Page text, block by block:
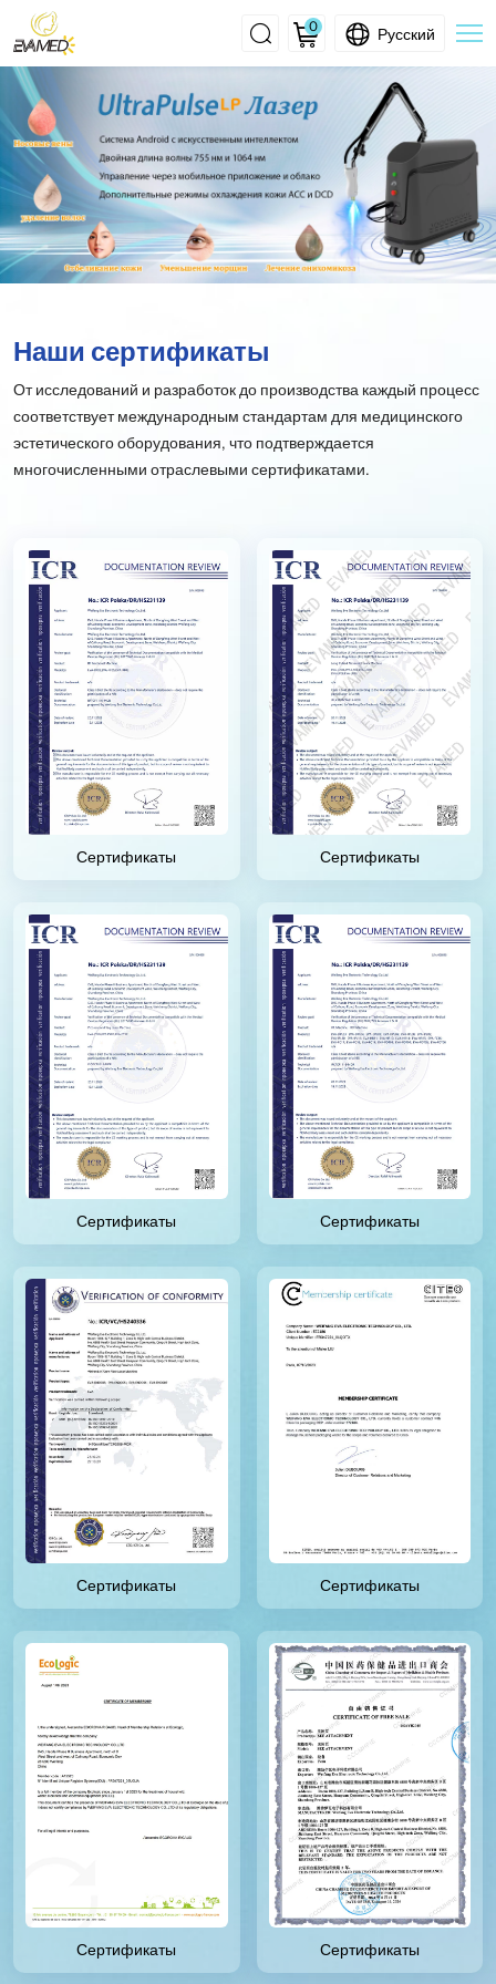
0 Русский
Certified
Beauty
Equipment
for
Professionals
Наши сертификаты
От исследований и разработок до производства каждый процесс
соответствует международным стандартам для медицинского
эстетического оборудования, что подтверждается
многочисленными отраслевыми сертификатами.
Сертификаты Сертификаты
Сертификаты Сертификаты
Сертификаты Сертификаты
Сертификаты Сертификаты